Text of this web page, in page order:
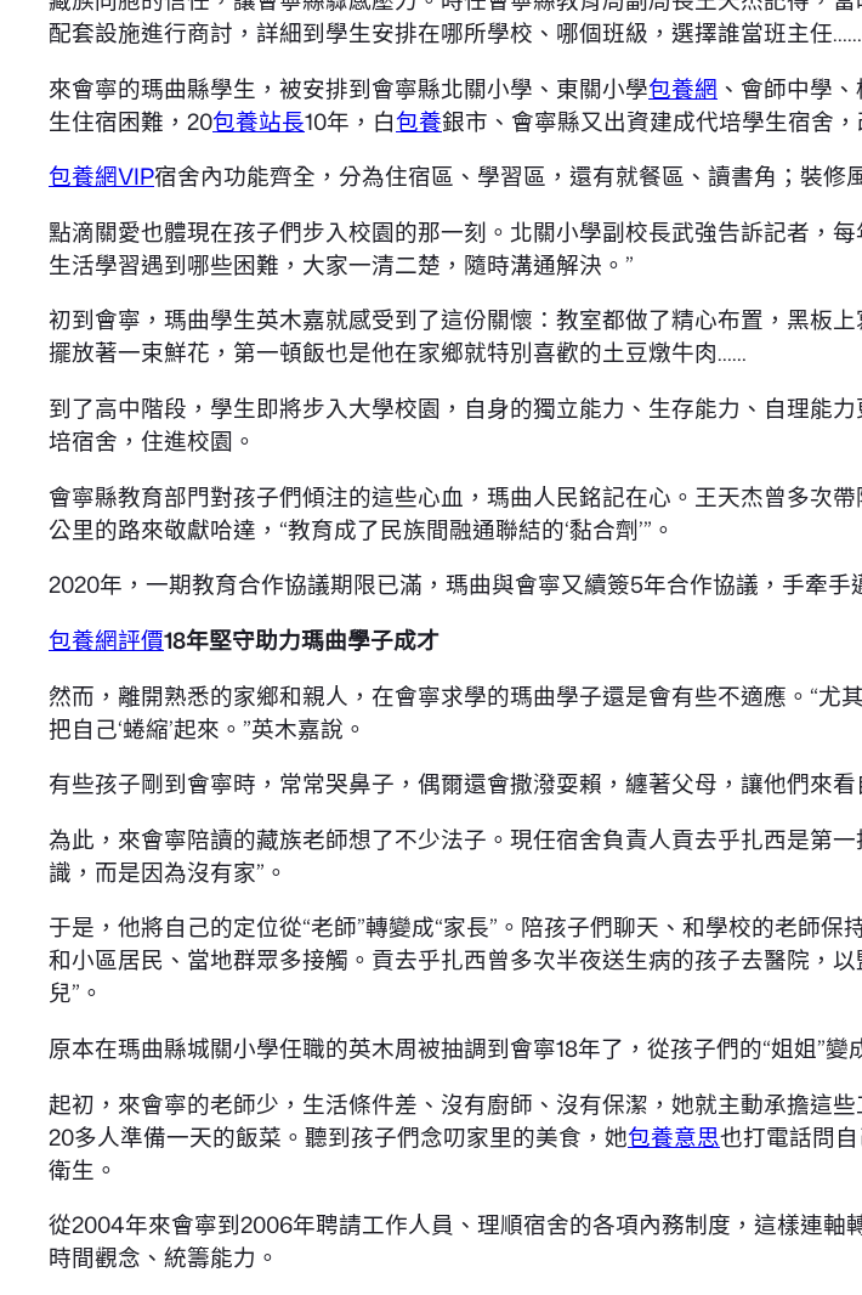
配套設施進行商討，詳細到學生安排在哪所學校、哪個班級，選擇誰當班主任
來會寧的瑪曲縣學生，被安排到會寧縣北關小學、東關小學包養網 、會師中學
生住宿困難，20包養站長10年，白包養銀市、會寧縣又出資建成代培學生宿舍
包養網VIP宿舍內功能齊全，分為住宿區、學習區，還有就餐區、讀書角；裝
點滴關愛也體現在孩子們步入校園的那一刻。北關小學副校長武強告訴記者，
生活學習遇到哪些困難，大家一清二楚，隨時溝通解決。”
初到會寧，瑪曲學生英木嘉就感受到了這份關懷：教室都做了精心布置，黑板
擺放著一束鮮花，第一頓飯也是他在家鄉就特別喜歡的土豆燉牛肉……
到了高中階段，學生即將步入大學校園，自身的獨立能力、生存能力、自理能
培宿舍，住進校園。
會寧縣教育部門對孩子們傾注的這些心血，瑪曲人民銘記在心。王天杰曾多次
公里的路來敬獻哈達，“教育成了民族間融通聯結的‘黏合劑’”。
2020年，一期教育合作協議期限已滿，瑪曲與會寧又續簽5年合作協議，手牽手
包養網評價18年堅守助力瑪曲學子成才
然而，離開熟悉的家鄉和親人，在會寧求學的瑪曲學子還是會有些不適應。“尤
把自己‘蜷縮’起來。”英木嘉說。
有些孩子剛到會寧時，常常哭鼻子，偶爾還會撒潑耍賴，纏著父母，讓他們來看
為此，來會寧陪讀的藏族老師想了不少法子。現任宿舍負責人貢去乎扎西是第
識，而是因為沒有家”。
于是，他將自己的定位從“老師”轉變成“家長”。陪孩子們聊天、和學校的老師
和小區居民、當地群眾多接觸。貢去乎扎西曾多次半夜送生病的孩子去醫院，
兒”。
原本在瑪曲縣城關小學任職的英木周被抽調到會寧18年了，從孩子們的“姐姐”變
起初，來會寧的老師少，生活條件差、沒有廚師、沒有保潔，她就主動承擔這
20多人準備一天的飯菜。聽到孩子們念叨家里的美食，她包養意思也打電話問
衛生。
從2004年來會寧到2006年聘請工作人員、理順宿舍的各項內務制度，這樣連
時間觀念、統籌能力。